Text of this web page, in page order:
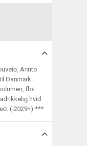
Arinto
Danmark.
flot
hvid
(-2029+) ***